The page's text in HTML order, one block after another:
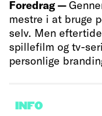
Foredrag —
mestre i at bruge
selv. Men
spillefilm og tv-
personlige
INFO